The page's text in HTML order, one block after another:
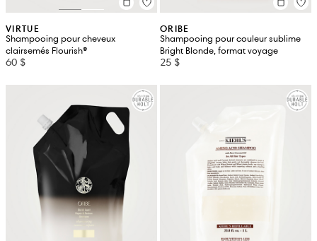
VIRTUE
Shampooing pour cheveux
clairsemés Flourish®
60 $
ORIBE
Shampooing pour couleur sublime
Bright Blonde, format voyage
25 $